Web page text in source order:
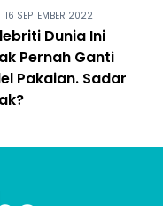
16 SEPTEMBER 2022
Dunia Ini
Pernah Ganti
Pakaian. Sadar